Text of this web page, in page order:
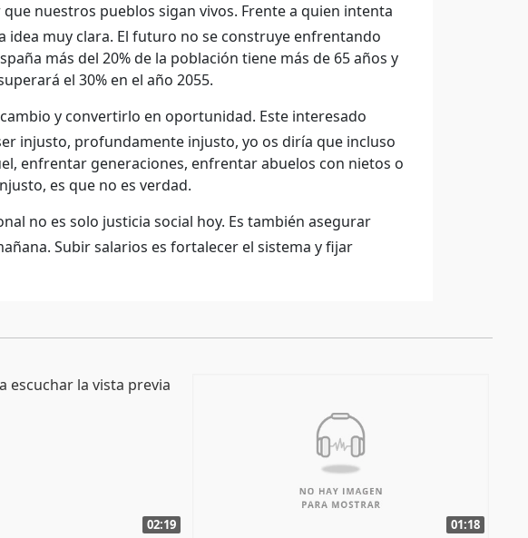
nuestros pueblos sigan vivos. Frente a quien intenta
idea muy clara. El futuro no se construye enfrentando
más del 20% de la población tiene más de 65 años y
el 30% en el año 2055.
y convertirlo en oportunidad. Este interesado
injusto, profundamente injusto, yo os diría que incluso
enfrentar generaciones, enfrentar abuelos con nietos o
es que no es verdad.
no es solo justicia social hoy. Es también asegurar
Subir salarios es fortalecer el sistema y fijar
02:19 01:18